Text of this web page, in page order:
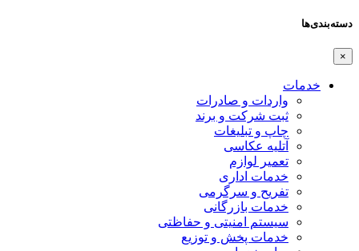
دسته‌بندی‌ها
×
خدمات
واردات و صادرات
ثبت شرکت و برند
چاپ و تبلیغات
آتلیه عکاسی
تعمیر لوازم
خدمات اداری
تفریح و سرگرمی
خدمات بازرگانی
سیستم امنیتی و حفاظتی
خدمات پخش و توزیع